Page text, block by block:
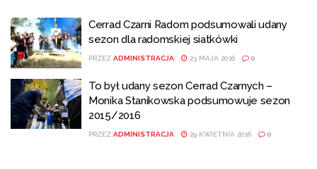
Cerrad Czarni Radom podsumowali udany
sezon dla radomskiej siatkówki
PRZEZ ADMINISTRACJA 23 MAJA 2016 0
To był udany sezon Cerrad Czarnych –
Monika Stanikowska podsumowuje sezon
2015/2016
PRZEZ ADMINISTRACJA 29 KWIETNIA 2016 0